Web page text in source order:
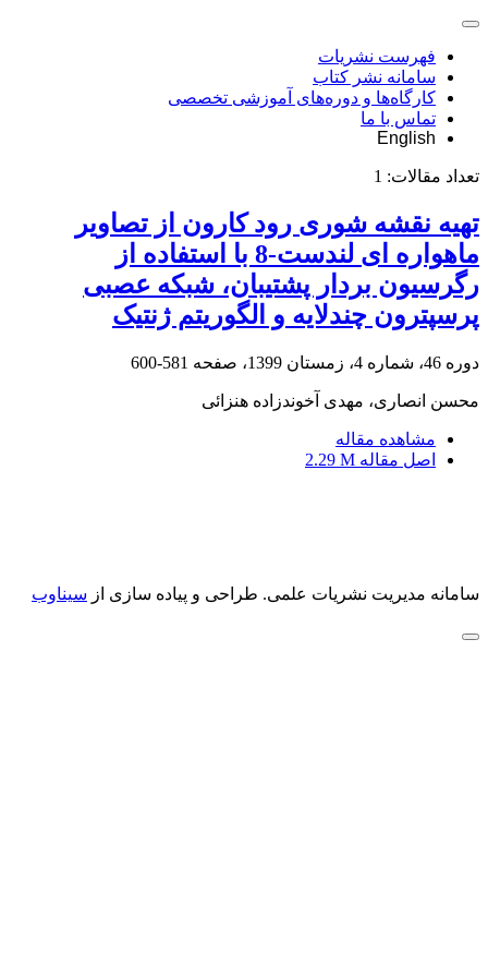
فهرست نشریات
سامانه نشر کتاب
کارگاه‌ها و دوره‌های آموزشی تخصصی
تماس با ما
English
تعداد مقالات: 1
تهیه نقشه شوری رود کارون از تصاویر
ماهواره ای لندست-8 با استفاده از
رگرسیون بردار پشتیبان، شبکه عصبی
پرسپترون چندلایه و الگوریتم ژنتیک
دوره 46، شماره 4، زمستان 1399، صفحه 581-600
محسن انصاری، مهدی آخوندزاده هنزائی
مشاهده مقاله
اصل مقاله 2.29 M
سامانه مدیریت نشریات علمی. طراحی و پیاده سازی از سیناوب